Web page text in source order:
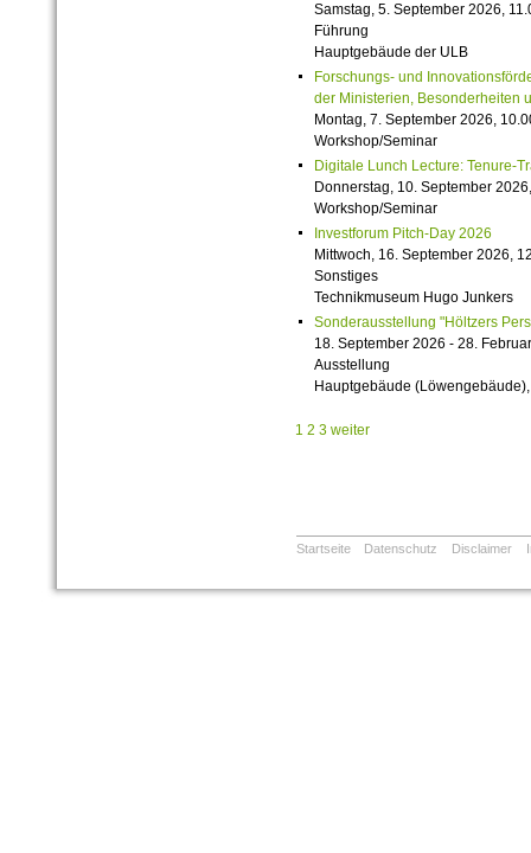
Samstag, 5. September 2026,
Führung
Hauptgebäude der ULB
Forschungs- und
der Ministerien, Besonderheiten
Montag, 7. September 2026,
Workshop/Seminar
Digitale Lunch Lecture: Tenure-
Donnerstag, 10. September
Workshop/Seminar
Investforum Pitch-Day 2026
Mittwoch, 16. September 2026,
Sonstiges
Technikmuseum Hugo Junkers
Sonderausstellung "Höltzers
18. September 2026 - 28.
Ausstellung
Hauptgebäude
1 2 3 weiter
Startseite Datenschutz Disclaimer